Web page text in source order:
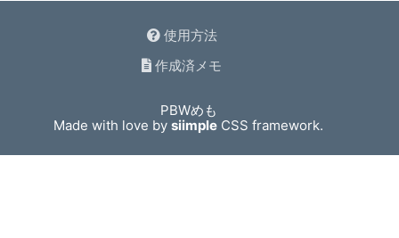
使用方法
作成済メモ
PBWめも
Made with love bysiimple CSS framework.